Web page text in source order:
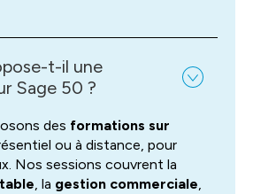
t-il une
Sage 50 ?
des formations sur
ou à distance, pour
Nos sessions couvrent la
, la gestion commerciale,